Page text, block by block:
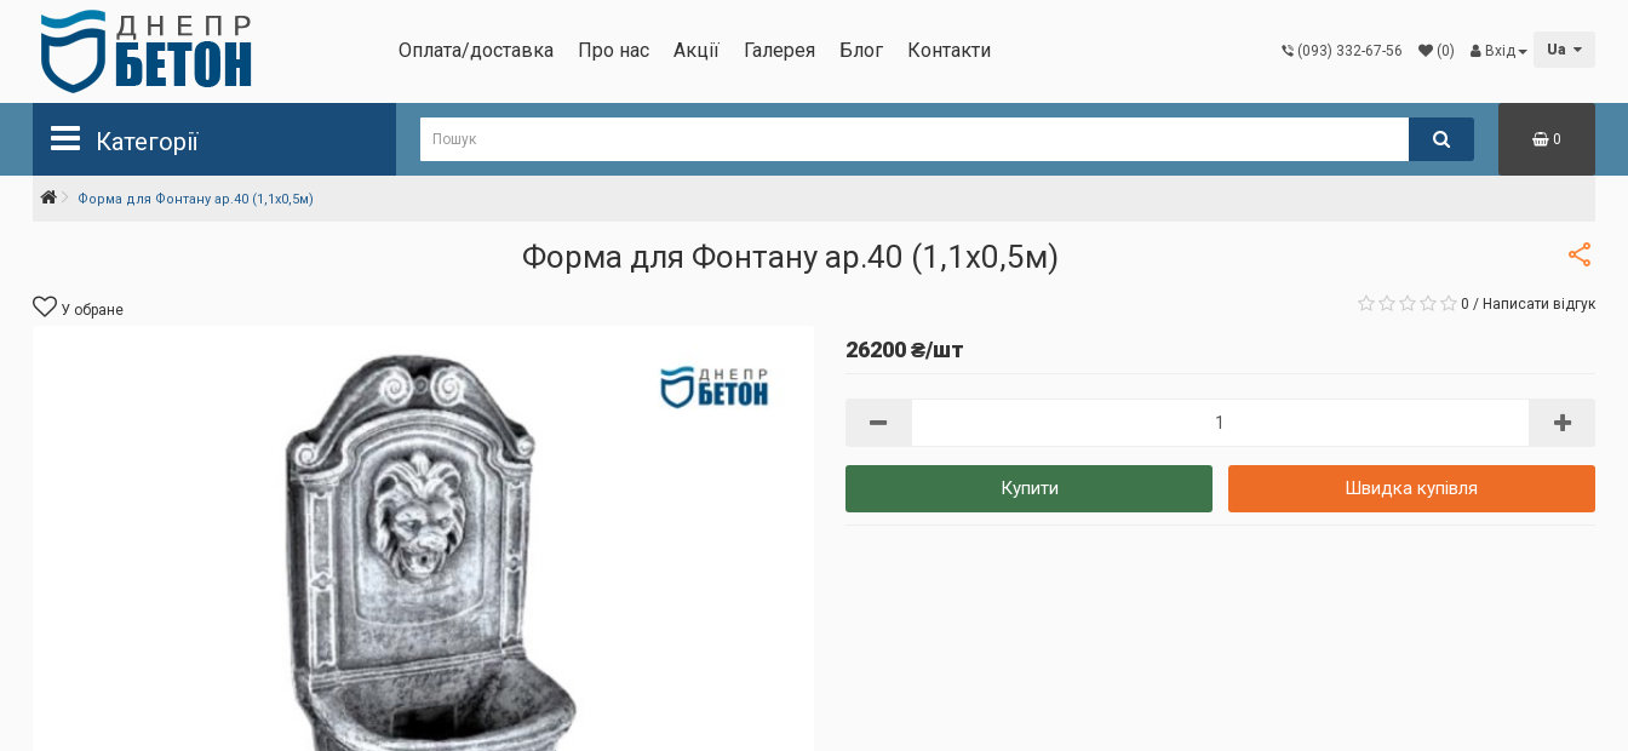
Оплата/доставка Про нас Акції Галерея Блог Контакти (093) 332-67-56 (0) Вхід Ua
Категорії 0
Форма для Фонтану ар.40 (1,1х0,5м)
Форма для Фонтану ар.40 (1,1х0,5м)
У обране 0 / Написати відгук
26200 ₴/шт
Купити Швидка купівля